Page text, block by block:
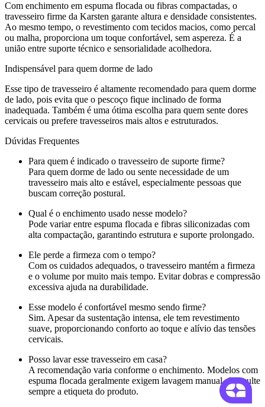
Com enchimento em espuma flocada ou fibras compactadas, o
travesseiro firme da Karsten garante altura e densidade consistentes.
Ao mesmo tempo, o revestimento com tecidos macios, como percal
ou malha, proporciona um toque confortável, sem aspereza. É a
união entre suporte técnico e sensorialidade acolhedora.
Indispensável para quem dorme de lado
Esse tipo de travesseiro é altamente recomendado para quem dorme
de lado, pois evita que o pescoço fique inclinado de forma
inadequada. Também é uma ótima escolha para quem sente dores
cervicais ou prefere travesseiros mais altos e estruturados.
Dúvidas Frequentes
Para quem é indicado o travesseiro de suporte firme?
Para quem dorme de lado ou sente necessidade de um
travesseiro mais alto e estável, especialmente pessoas que
buscam correção postural.
Qual é o enchimento usado nesse modelo?
Pode variar entre espuma flocada e fibras siliconizadas com
alta compactação, garantindo estrutura e suporte prolongado.
Ele perde a firmeza com o tempo?
Com os cuidados adequados, o travesseiro mantém a firmeza
e o volume por muito mais tempo. Evitar dobras e compressão
excessiva ajuda na durabilidade.
Esse modelo é confortável mesmo sendo firme?
Sim. Apesar da sustentação intensa, ele tem revestimento
suave, proporcionando conforto ao toque e alívio das tensões
cervicais.
Posso lavar esse travesseiro em casa?
A recomendação varia conforme o enchimento. Modelos com
espuma flocada geralmente exigem lavagem manual. Consulte
sempre a etiqueta do produto.